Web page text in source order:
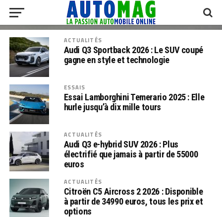
ACTUALITÉS
Audi Q3 Sportback 2026 : Le SUV coupé
gagne en style et technologie
ESSAIS
Essai Lamborghini Temerario 2025 : Elle
hurle jusqu’à dix mille tours
ACTUALITÉS
Audi Q3 e-hybrid SUV 2026 : Plus
électrifié que jamais à partir de 55000
euros
ACTUALITÉS
Citroën C5 Aircross 2 2026 : Disponible
à partir de 34990 euros, tous les prix et
options